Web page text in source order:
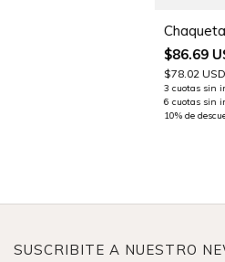
$86.69
$78.02 USD
SUSCRIBITE A NUESTRO